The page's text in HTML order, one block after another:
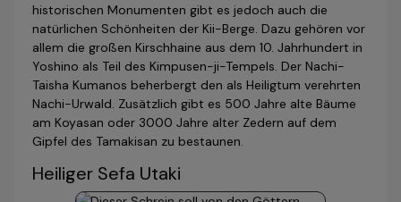
historischen Monumenten gibt es jedoch auch die
natürlichen Schönheiten der Kii-Berge. Dazu gehören vor
allem die großen Kirschhaine aus dem 10. Jahr­hundert in
Yoshino als Teil des Kimpusen-ji-Tempels. Der Nachi-
Taisha Kumanos beherbergt den als Heiligtum verehrten
Nachi-Urwald. Zusätzlich gibt es 500 Jahre alte Bäume
am Koyasan oder 3000 Jahre alter Zedern auf dem
Gipfel des Tamakisan zu bestaunen.
Heiliger Sefa Utaki